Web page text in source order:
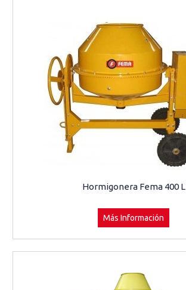
Hormigonera Fema 400 L
Más Información